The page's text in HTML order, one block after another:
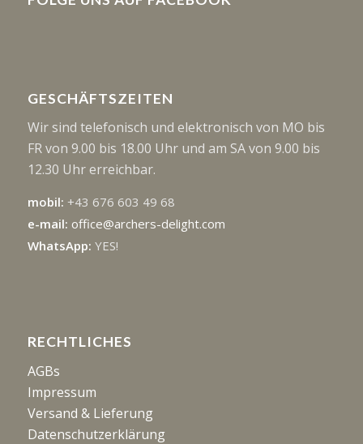
GESCHÄFTSZEITEN
Wir sind telefonisch und elektronisch von MO bis
FR von 9.00 bis 18.00 Uhr und am SA von 9.00 bis
12.30 Uhr erreichbar.
mobil: +43 676 603 49 68
e-mail: office@archers-delight.com
WhatsApp: YES!
RECHTLICHES
AGBs
Impressum
Versand & Lieferung
Datenschutzerklärung